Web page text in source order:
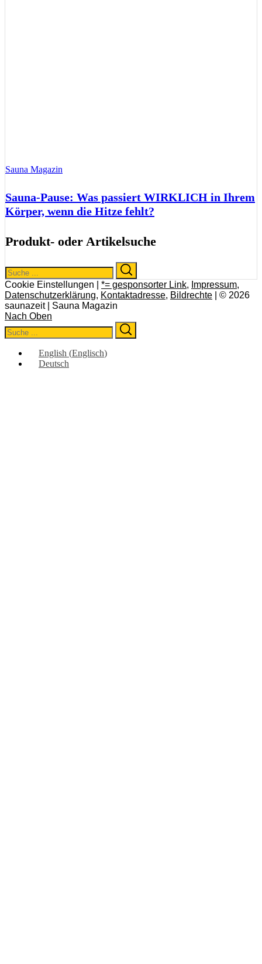
Sauna Magazin
Sauna-Pause: Was passiert WIRKLICH in Ihrem
Körper, wenn die Hitze fehlt?
Produkt- oder Artikelsuche
Search
for:
Cookie Einstellungen | *= gesponsorter Link, Impressum,
Datenschutzerklärung, Kontaktadresse, Bildrechte | © 2026
saunazeit | Sauna Magazin
Nach Oben
Search
for:
English (Englisch)
Deutsch